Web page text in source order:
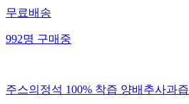
무료배송
992명 구매중
주스의정석 100% 착즙 양배추사과즙